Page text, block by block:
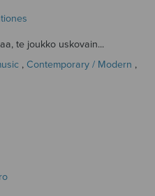
te joukko uskovain...
, Contemporary / Modern ,